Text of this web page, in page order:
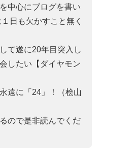
中心にブログを書い
１日も欠かすこと無く
て遂に20年目突入し
したい【ダイヤモン
遠に「24」！（桧山
ので是非読んでくだ